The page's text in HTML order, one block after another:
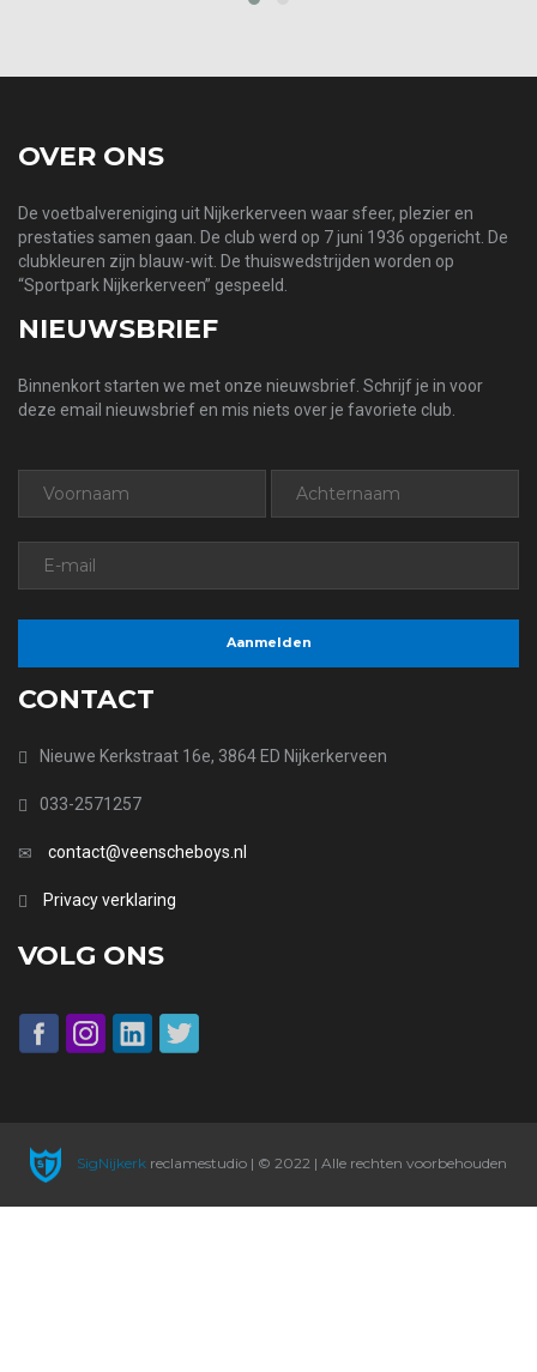
‹
OVER ONS
De voetbalvereniging uit Nijkerkerveen waar sfeer, plezier en
prestaties samen gaan. De club werd op 7 juni 1936 opgericht. De
clubkleuren zijn blauw-wit. De thuiswedstrijden worden op
“Sportpark Nijkerkerveen” gespeeld.
NIEUWSBRIEF
Binnenkort starten we met onze nieuwsbrief. Schrijf je in voor
deze email nieuwsbrief en mis niets over je favoriete club.
CONTACT
Nieuwe Kerkstraat 16e, 3864 ED Nijkerkerveen
033-2571257
contact@veenscheboys.nl
Privacy verklaring
VOLG ONS
SigNijkerkreclamestudio | © 2022 | Alle rechten voorbehouden